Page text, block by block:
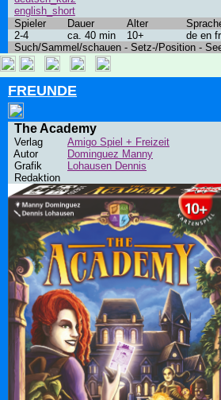
english_short
Spieler
Dauer Alter
2-4
ca. 40 min 10+ de en
Such/Sammel/schauen - Setz-/Position -
FREUNDE
The Academy
Verlag
Amigo Spiel + Freizeit
Autor
Dominguez Manny
Grafik
Lohausen Dennis
Redaktion